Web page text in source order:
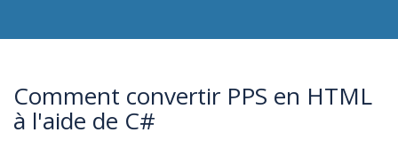
Comment convertir PPS en HTML
à l'aide de C#